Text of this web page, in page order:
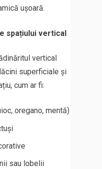
ușoară.
spațiului vertical
vertical
superficiale și
cum ar fi:
oregano, mentă)
sau lobelii